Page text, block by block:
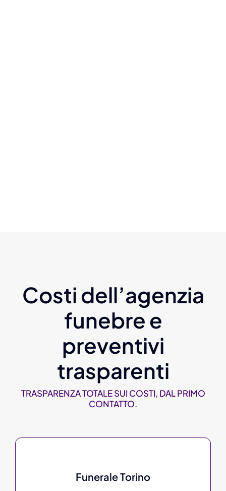
Costi dell’agenzia
funebre e
preventivi
trasparenti
TRASPARENZA TOTALE SUI COSTI, DAL PRIMO
CONTATTO.
Funerale Torino